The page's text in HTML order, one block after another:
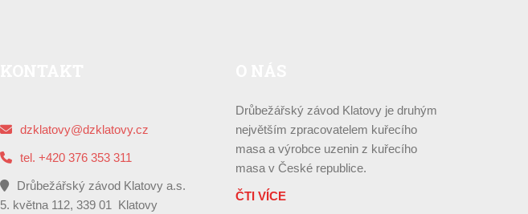
dzklatovy@dzklatovy.cz
tel. +420 376 353 311
Drůbežářský závod Klatovy a.s.
5. května 112, 339 01 Klatovy
Drůbežářský závod Klatovy je druhým
největším zpracovatelem kuřecího
masa a výrobce uzenin z kuřecího
masa v České republice.
ČTI VÍCE